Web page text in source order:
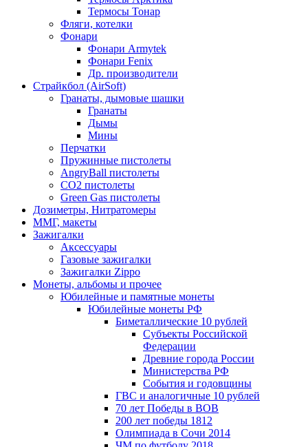
Термосы Тонар
Фляги, котелки
Фонари
Фонари Armytek
Фонари Fenix
Др. производители
Страйкбол (AirSoft)
Гранаты, дымовые шашки
Гранаты
Дымы
Мины
Перчатки
Пружинные пистолеты
AngryBall пистолеты
CO2 пистолеты
Green Gas пистолеты
Дозиметры, Нитратомеры
ММГ, макеты
Зажигалки
Аксессуары
Газовые зажигалки
Зажигалки Zippo
Монеты, альбомы и прочее
Юбилейные и памятные монеты
Юбилейные монеты РФ
Биметаллические 10 рублей
Субъекты Российской
Федерации
Древние города России
Министерства РФ
События и годовщины
ГВС и аналогичные 10 рублей
70 лет Победы в ВОВ
200 лет победы 1812
Олимпиада в Сочи 2014